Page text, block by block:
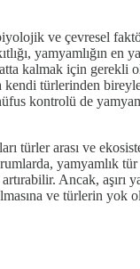
ve çevresel
yamyamlığın en
kalmak için gerekli
kendi türlerinden
kontrolü de
türler arası ve
yamyamlık
Ancak, aşırı
ve türlerin yok